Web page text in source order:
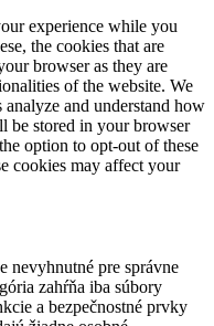
experience while you
the cookies that are
browser as they are
of the website. We
and understand how
be stored in your browser
option to opt-out of these
cookies may affect your
nevyhnutné pre správne
zahŕňa iba súbory
a bezpečnostné prvky